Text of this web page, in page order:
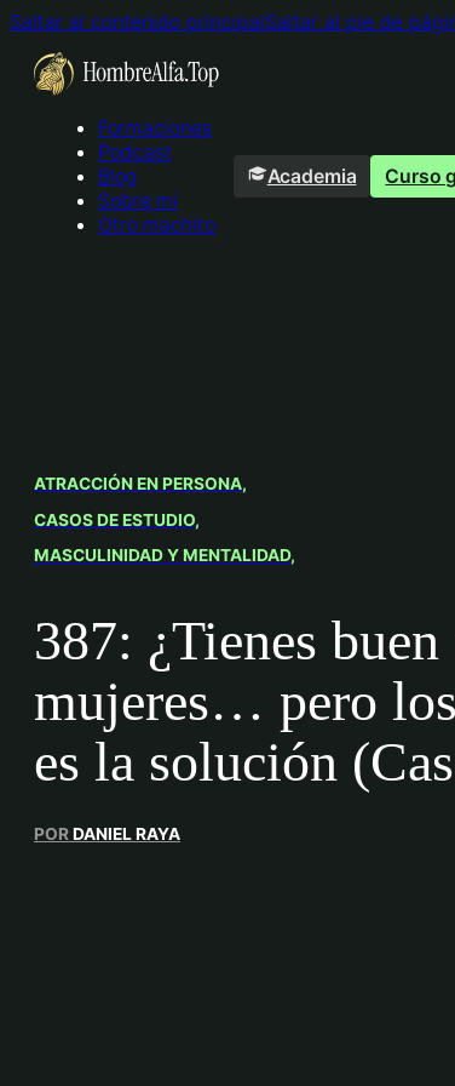
Saltar al contenido principalSaltar al pie de
Formaciones
Podcast
Blog
Sobre mí
Otro machito
Academia Curso
ATRACCIÓN EN PERSONA
CASOS DE ESTUDIO
MASCULINIDAD Y MENTALIDAD
387: ¿Tienes
mujeres… pero
es la solución
PORDANIEL RAYA